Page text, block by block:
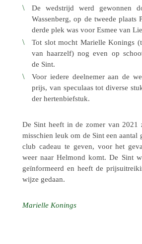
De wedstrijd werd gewon­nen
Wassen­berg, op de tweede plaats
derde plek was voor Esmee van
Tot slot mocht Marielle Konings
van haar­zelf) nog even op
de Sint.
Voor iedere deel­ne­mer aan de
prijs, van specu­laas tot diverse
der hertenbiefstuk.
De Sint heeft in de zomer van 2021
misschien leuk om de Sint een aantal
club cadeau te geven, voor het
weer naar Helmond komt. De Sint
geïn­for­meerd en heeft de
wijze gedaan.
Marielle Konings